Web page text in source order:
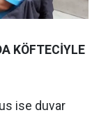
KÖFTECİYLE
ise duvar